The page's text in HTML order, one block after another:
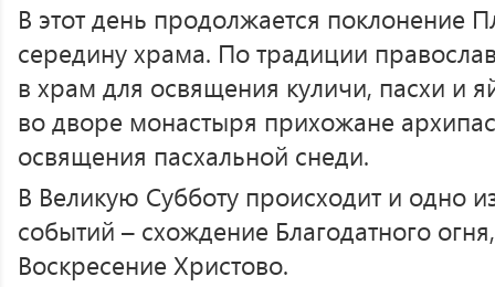
В этот день продолжается поклонение
середину храма. По традиции
в храм для освящения куличи, пасхи и
во дворе монастыря прихожане
освящения пасхальной снеди.
В Великую Субботу происходит и одно
событий – схождение Благодатного
Воскресение Христово.